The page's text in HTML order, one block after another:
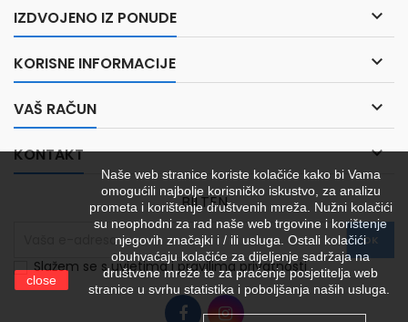
IZDVOJENO IZ PONUDE 
KORISNE INFORMACIJE 
VAŠ RAČUN 
KONTAKT 
close
Naše web stranice koriste kolačiće kako bi Vama
omogućili najbolje korisničko iskustvo, za analizu
prometa i korištenje društvenih mreža. Nužni kolačići
su neophodni za rad naše web trgovine i korištenje
njegovih značajki i / ili usluga. Ostali kolačići
obuhvaćaju kolačiće za dijeljenje sadržaja na
društvene mreže te za praćenje posjetitelja web
stranice u svrhu statistika i poboljšanja naših usluga.
BILTEN
Slažem se s uvjetima i pravilima privatnosti